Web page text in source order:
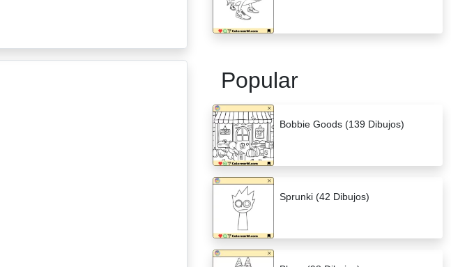
Popular
Bobbie Goods (139 Dibujos)
Sprunki (42 Dibujos)